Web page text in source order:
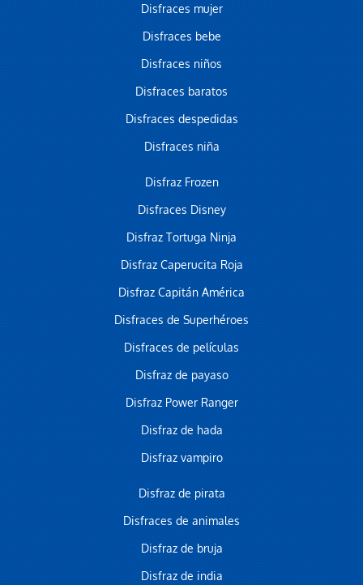
Disfraces mujer
Disfraces bebe
Disfraces niños
Disfraces baratos
Disfraces despedidas
Disfraces niña
Disfraz Frozen
Disfraces Disney
Disfraz Tortuga Ninja
Disfraz Caperucita Roja
Disfraz Capitán América
Disfraces de Superhéroes
Disfraces de películas
Disfraz de payaso
Disfraz Power Ranger
Disfraz de hada
Disfraz vampiro
Disfraz de pirata
Disfraces de animales
Disfraz de bruja
Disfraz de india